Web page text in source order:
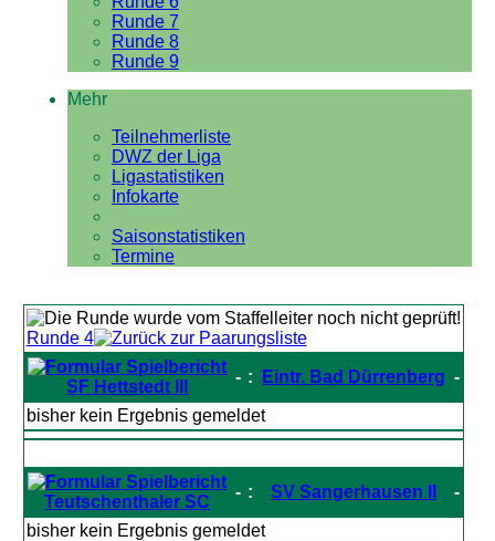
Runde 7
Runde 8
Runde 9
Mehr
Teilnehmerliste
DWZ der Liga
Ligastatistiken
Infokarte
Saisonstatistiken
Termine
Runde 4
SF Hettstedt III
- : Eintr. Bad Dürrenberg -
bisher kein Ergebnis gemeldet
Teutschenthaler SC
- : SV Sangerhausen II -
bisher kein Ergebnis gemeldet